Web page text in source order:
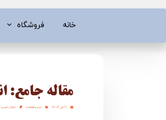
خانه فروشگاه
مقاله جامع:
۱۱ آبان ۱۴۰۴ ابزار و قطعات انواع زنجیر